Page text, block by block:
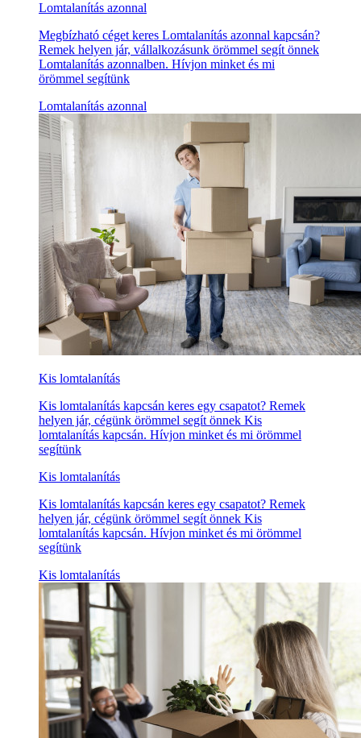
Lomtalanítás azonnal
Megbízható céget keres Lomtalanítás azonnal kapcsán?
Remek helyen jár, vállalkozásunk örömmel segít önnek
Lomtalanítás azonnalben. Hívjon minket és mi
örömmel segítünk
Lomtalanítás azonnal
Kis lomtalanítás
Kis lomtalanítás kapcsán keres egy csapatot? Remek
helyen jár, cégünk örömmel segít önnek Kis
lomtalanítás kapcsán. Hívjon minket és mi örömmel
segítünk
Kis lomtalanítás
Kis lomtalanítás kapcsán keres egy csapatot? Remek
helyen jár, cégünk örömmel segít önnek Kis
lomtalanítás kapcsán. Hívjon minket és mi örömmel
segítünk
Kis lomtalanítás